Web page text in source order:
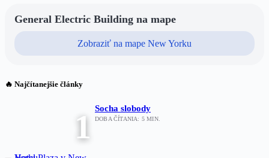
General Electric Building na mape
Zobraziť na mape New Yorku
🔥 Najčítanejšie články
1 Socha slobody
DOBA ČÍTANIA: 5 MIN.